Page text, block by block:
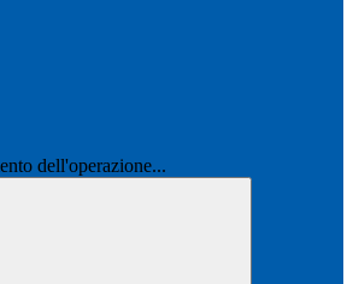
dell'operazione...